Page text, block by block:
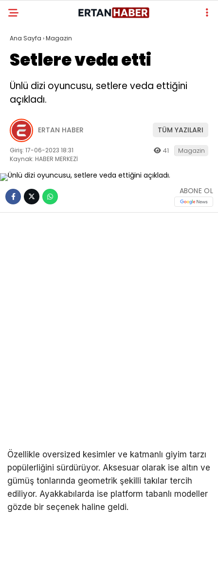
Ana Sayfa ›Magazin
Setlere veda etti
Ünlü dizi oyuncusu, setlere veda ettiğini
açıkladı.
ERTAN HABER TÜM YAZILARI
Giriş: 17-06-2023 18:31
Kaynak: HABER MERKEZİ
41 Magazin
ABONE OL
Özellikle oversized kesimler ve katmanlı giyim tarzı
popülerliğini sürdürüyor. Aksesuar olarak ise altın ve
gümüş tonlarında geometrik şekilli takılar tercih
ediliyor. Ayakkabılarda ise platform tabanlı modeller
gözde bir seçenek haline geldi.